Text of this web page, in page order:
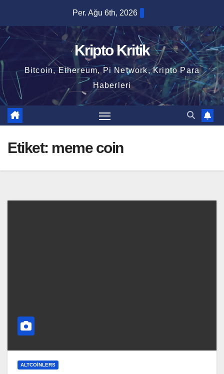
content
Per. Ağu 6th, 2026
Kripto Kritik
Bitcoin, Ethereum, Pi Network, Kripto Para
Haberleri
Etiket: meme coin
ALTCOINLERS